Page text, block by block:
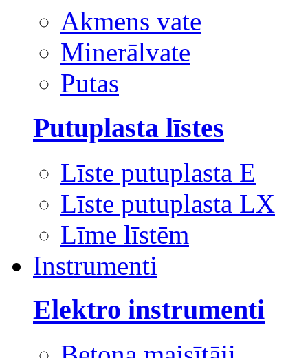
Akmens vate
Minerālvate
Putas
Putuplasta līstes
Līste putuplasta E
Līste putuplasta LX
Līme līstēm
Instrumenti
Elektro instrumenti